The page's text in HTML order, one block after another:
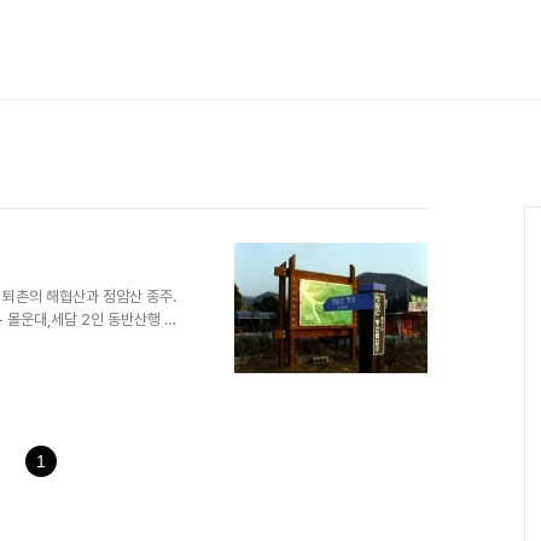
촌의 해협산과 정암산 종주.
운대,세담 2인 동반산행 궂
봉-무명봉-소나무쉼터-해협
파른 로프길을 따라 내..
1